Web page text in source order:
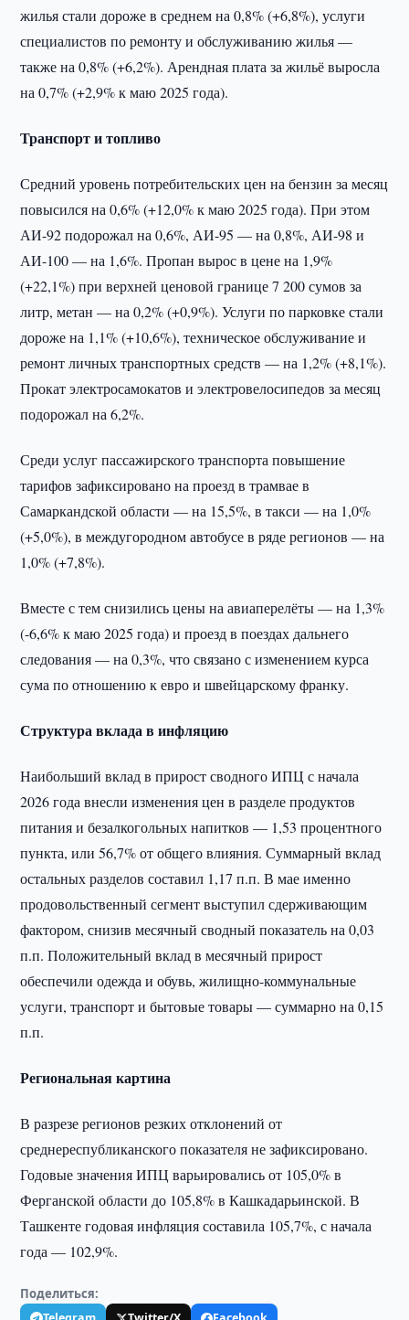
жилья стали дороже в среднем на 0,8% (+6,8%), услуги
специалистов по ремонту и обслуживанию жилья —
также на 0,8% (+6,2%). Арендная плата за жильё выросла
на 0,7% (+2,9% к маю 2025 года).
Транспорт и топливо
Средний уровень потребительских цен на бензин за месяц
повысился на 0,6% (+12,0% к маю 2025 года). При этом
АИ-92 подорожал на 0,6%, АИ-95 — на 0,8%, АИ-98 и
АИ-100 — на 1,6%. Пропан вырос в цене на 1,9%
(+22,1%) при верхней ценовой границе 7 200 сумов за
литр, метан — на 0,2% (+0,9%). Услуги по парковке стали
дороже на 1,1% (+10,6%), техническое обслуживание и
ремонт личных транспортных средств — на 1,2% (+8,1%).
Прокат электросамокатов и электровелосипедов за месяц
подорожал на 6,2%.
Среди услуг пассажирского транспорта повышение
тарифов зафиксировано на проезд в трамвае в
Самаркандской области — на 15,5%, в такси — на 1,0%
(+5,0%), в междугородном автобусе в ряде регионов — на
1,0% (+7,8%).
Вместе с тем снизились цены на авиаперелёты — на 1,3%
(-6,6% к маю 2025 года) и проезд в поездах дальнего
следования — на 0,3%, что связано с изменением курса
сума по отношению к евро и швейцарскому франку.
Структура вклада в инфляцию
Наибольший вклад в прирост сводного ИПЦ с начала
2026 года внесли изменения цен в разделе продуктов
питания и безалкогольных напитков — 1,53 процентного
пункта, или 56,7% от общего влияния. Суммарный вклад
остальных разделов составил 1,17 п.п. В мае именно
продовольственный сегмент выступил сдерживающим
фактором, снизив месячный сводный показатель на 0,03
п.п. Положительный вклад в месячный прирост
обеспечили одежда и обувь, жилищно-коммунальные
услуги, транспорт и бытовые товары — суммарно на 0,15
п.п.
Региональная картина
В разрезе регионов резких отклонений от
среднереспубликанского показателя не зафиксировано.
Годовые значения ИПЦ варьировались от 105,0% в
Ферганской области до 105,8% в Кашкадарьинской. В
Ташкенте годовая инфляция составила 105,7%, с начала
года — 102,9%.
Поделиться: